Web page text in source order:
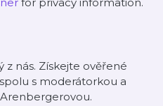
z nás. Získejte ověřené
s moderátorkou a